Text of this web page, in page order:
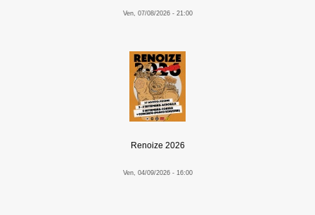
Ven, 07/08/2026 - 21:00
Renoize 2026
Ven, 04/09/2026 - 16:00